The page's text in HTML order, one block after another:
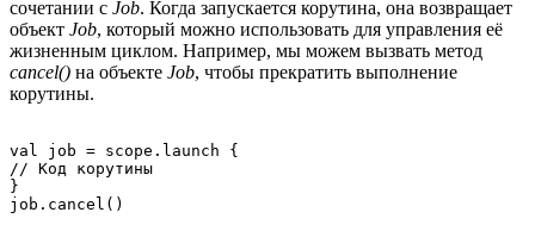
сочетании с Job. Когда запускается корутина, она возвращает
объект Job, который можно использовать для управления её
жизненным циклом. Например, мы можем вызвать метод
cancel() на объекте Job, чтобы прекратить выполнение
корутины.
val job = scope.launch {
// Код корутины
}